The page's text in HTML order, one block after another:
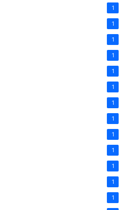
1
1
1
1
1
1
1
1
1
1
1
1
1